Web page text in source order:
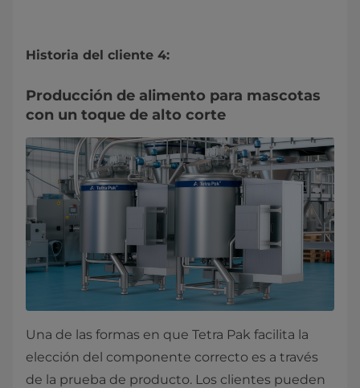
Historia del cliente 4:
Producción de alimento para mascotas
con un toque de alto corte
Una de las formas en que Tetra Pak facilita la
elección del componente correcto es a través
de la prueba de producto. Los clientes pueden